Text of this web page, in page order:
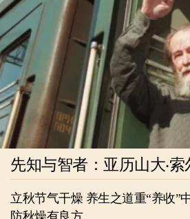
先知与智者：亚历山大‧
立秋节气干燥 养生之道重“养收”
防秋燥有良方